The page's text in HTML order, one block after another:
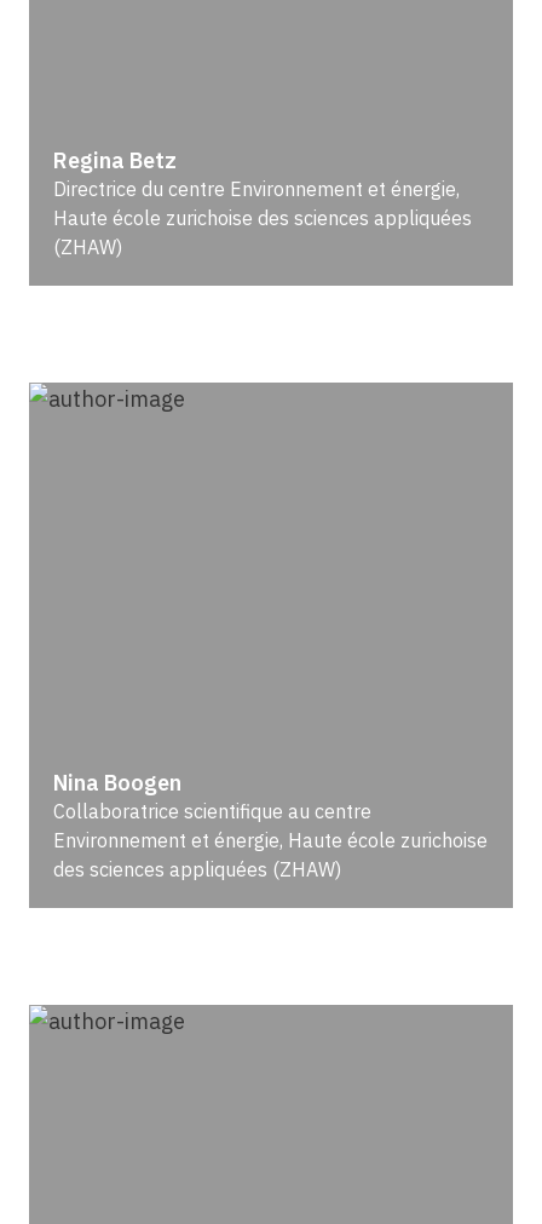
Regina Betz
Directrice du centre Environnement et énergie,
Haute école zurichoise des sciences appliquées
(ZHAW)
Nina Boogen
Collaboratrice scientifique au centre
Environnement et énergie, Haute école zurichoise
des sciences appliquées (ZHAW)